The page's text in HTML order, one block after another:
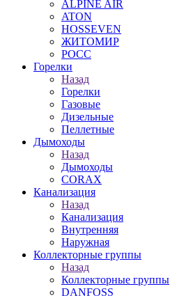
ALPINE AIR
ATON
HOSSEVEN
ЖИТОМИР
РОСС
Горелки
Назад
Горелки
Газовые
Дизельные
Пеллетные
Дымоходы
Назад
Дымоходы
CORAX
Канализация
Назад
Канализация
Внутренняя
Наружная
Коллекторные группы
Назад
Коллекторные группы
DANFOSS